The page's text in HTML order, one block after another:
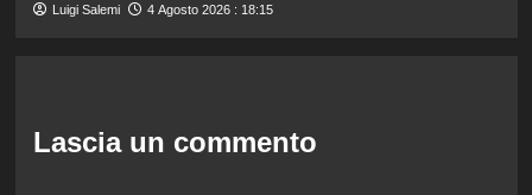
Luigi Salemi 4 Agosto 2026 : 18:15
Lascia un commento